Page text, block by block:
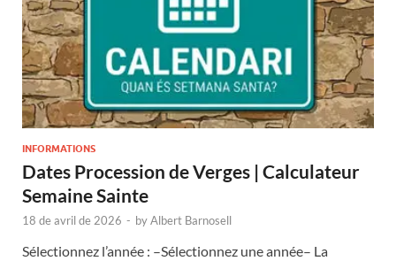
INFORMATIONS
Dates Procession de Verges | Calculateur
Semaine Sainte
18 de avril de 2026 - byAlbert Barnosell
Sélectionnez l’année : –Sélectionnez une année– La